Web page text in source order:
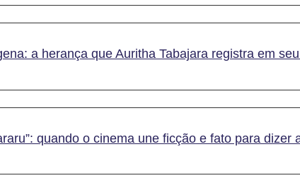
a herança que Auritha Tabajara registra em
quando o cinema une ficção e fato para dizer